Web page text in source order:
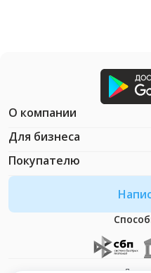
О компании
Для бизнеса
Покупателю